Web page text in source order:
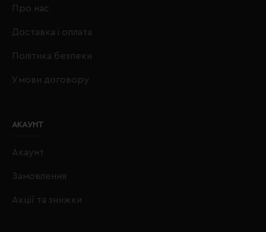
Про нас
Доставка і оплата
Політика безпеки
Умови договору
АКАУНТ
Акаунт
Замовлення
Акції та знижки